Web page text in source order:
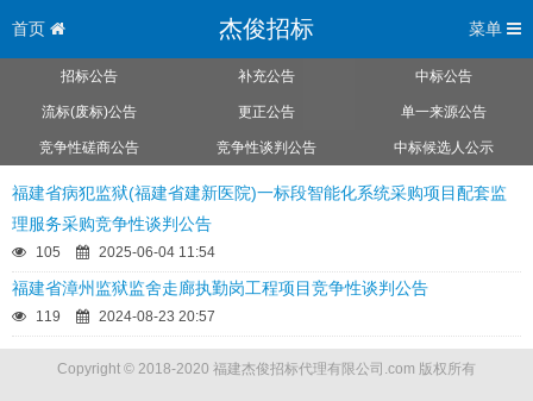
首页 杰俊招标 菜单
招标公告 补充公告 中标公告
流标(废标)公告 更正公告 单一来源公告
竞争性磋商公告 竞争性谈判公告 中标候选人公示
福建省病犯监狱(福建省建新医院)一标段智能化系统采购项目配套监
理服务采购竞争性谈判公告
105 2025-06-04 11:54
福建省漳州监狱监舍走廊执勤岗工程项目竞争性谈判公告
119 2024-08-23 20:57
Copyright © 2018-2020 福建杰俊招标代理有限公司.com 版权所有